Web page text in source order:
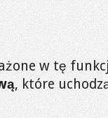
w tę
, które